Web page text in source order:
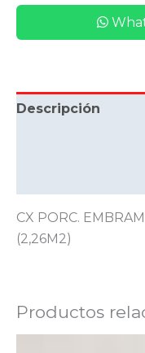
Descripción
CX PORC.
(2,26M2)
Productos